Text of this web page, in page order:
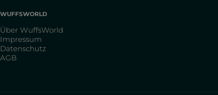
WUFFSWORLD
Über WuffsWorld
Impressum
Datenschutz
AGB